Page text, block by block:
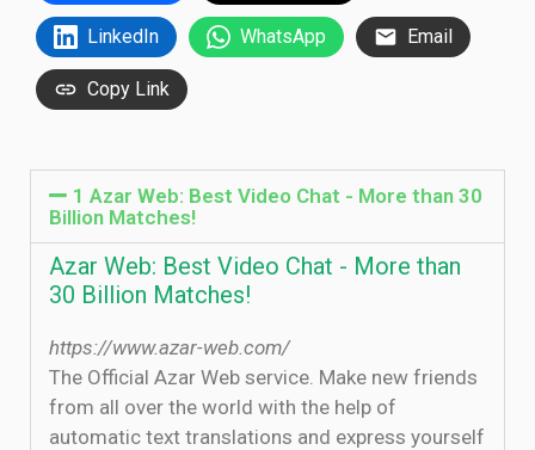
LinkedIn WhatsApp Email
Copy Link
1 Azar Web: Best Video Chat - More than 30
Billion Matches!
Azar Web: Best Video Chat - More than
30 Billion Matches!
https://www.azar-web.com/
The Official Azar Web service. Make new friends
from all over the world with the help of
automatic text translations and express yourself